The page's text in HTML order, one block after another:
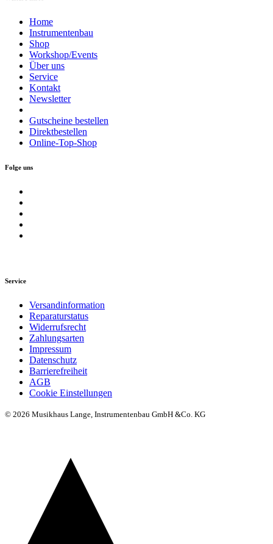
Home
Instrumentenbau
Shop
Workshop/Events
Über uns
Service
Kontakt
Newsletter
Gutscheine bestellen
Direktbestellen
Online-Top-Shop
Folge uns
Service
Versandinformation
Reparaturstatus
Widerrufsrecht
Zahlungsarten
Impressum
Datenschutz
Barrierefreiheit
AGB
Cookie Einstellungen
© 2026 Musikhaus Lange, Instrumentenbau GmbH &Co. KG